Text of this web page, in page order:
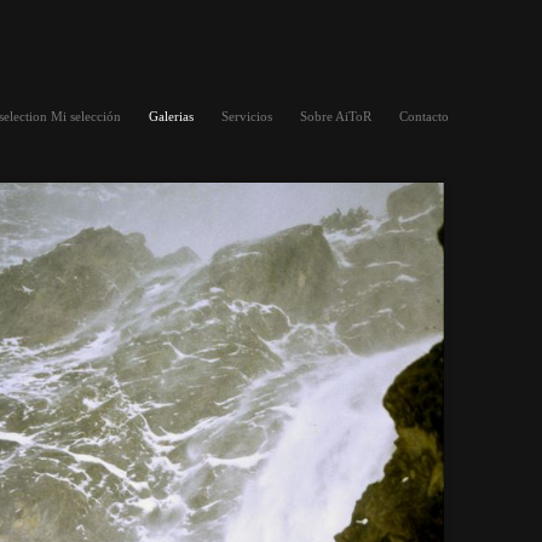
Mi selección Galerias Servicios Sobre AiToR Contacto